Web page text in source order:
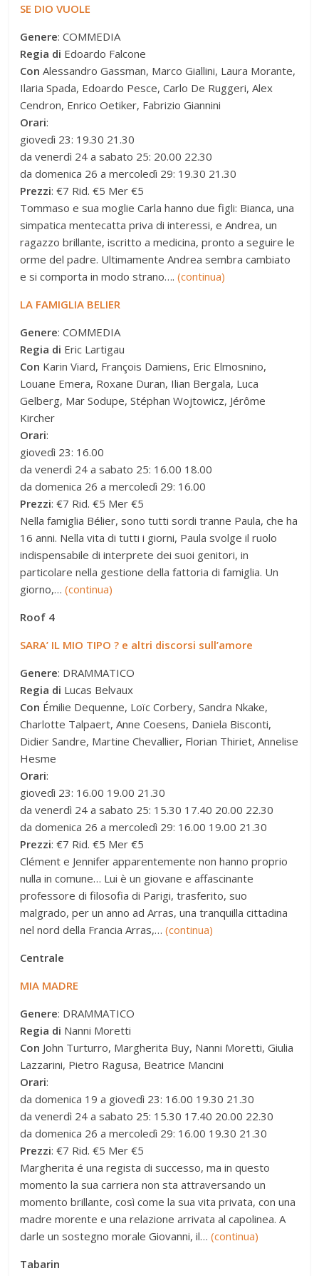
SE DIO VUOLE
Genere: COMMEDIA
Regia di Edoardo Falcone
Con Alessandro Gassman, Marco Giallini, Laura Morante,
Ilaria Spada, Edoardo Pesce, Carlo De Ruggeri, Alex
Cendron, Enrico Oetiker, Fabrizio Giannini
Orari:
giovedì 23: 19.30 21.30
da venerdì 24 a sabato 25: 20.00 22.30
da domenica 26 a mercoledì 29: 19.30 21.30
Prezzi: €7 Rid. €5 Mer €5
Tommaso e sua moglie Carla hanno due figli: Bianca, una
simpatica mentecatta priva di interessi, e Andrea, un
ragazzo brillante, iscritto a medicina, pronto a seguire le
orme del padre. Ultimamente Andrea sembra cambiato
e si comporta in modo strano….(continua)
LA FAMIGLIA BELIER
Genere: COMMEDIA
Regia di Eric Lartigau
Con Karin Viard, François Damiens, Eric Elmosnino,
Louane Emera, Roxane Duran, Ilian Bergala, Luca
Gelberg, Mar Sodupe, Stéphan Wojtowicz, Jérôme
Kircher
Orari:
giovedì 23: 16.00
da venerdì 24 a sabato 25: 16.00 18.00
da domenica 26 a mercoledì 29: 16.00
Prezzi: €7 Rid. €5 Mer €5
Nella famiglia Bélier, sono tutti sordi tranne Paula, che ha
16 anni. Nella vita di tutti i giorni, Paula svolge il ruolo
indispensabile di interprete dei suoi genitori, in
particolare nella gestione della fattoria di famiglia. Un
giorno,…(continua)
Roof 4
SARA’ IL MIO TIPO ? e altri discorsi sull’amore
Genere: DRAMMATICO
Regia di Lucas Belvaux
Con Émilie Dequenne, Loïc Corbery, Sandra Nkake,
Charlotte Talpaert, Anne Coesens, Daniela Bisconti,
Didier Sandre, Martine Chevallier, Florian Thiriet, Annelise
Hesme
Orari:
giovedì 23: 16.00 19.00 21.30
da venerdì 24 a sabato 25: 15.30 17.40 20.00 22.30
da domenica 26 a mercoledì 29: 16.00 19.00 21.30
Prezzi: €7 Rid. €5 Mer €5
Clément e Jennifer apparentemente non hanno proprio
nulla in comune… Lui è un giovane e affascinante
professore di filosofia di Parigi, trasferito, suo
malgrado, per un anno ad Arras, una tranquilla cittadina
nel nord della Francia Arras,…(continua)
Centrale
MIA MADRE
Genere: DRAMMATICO
Regia di Nanni Moretti
Con John Turturro, Margherita Buy, Nanni Moretti, Giulia
Lazzarini, Pietro Ragusa, Beatrice Mancini
Orari:
da domenica 19 a giovedì 23: 16.00 19.30 21.30
da venerdì 24 a sabato 25: 15.30 17.40 20.00 22.30
da domenica 26 a mercoledì 29: 16.00 19.30 21.30
Prezzi: €7 Rid. €5 Mer €5
Margherita é una regista di successo, ma in questo
momento la sua carriera non sta attraversando un
momento brillante, così come la sua vita privata, con una
madre morente e una relazione arrivata al capolinea. A
darle un sostegno morale Giovanni, il…(continua)
Tabarin